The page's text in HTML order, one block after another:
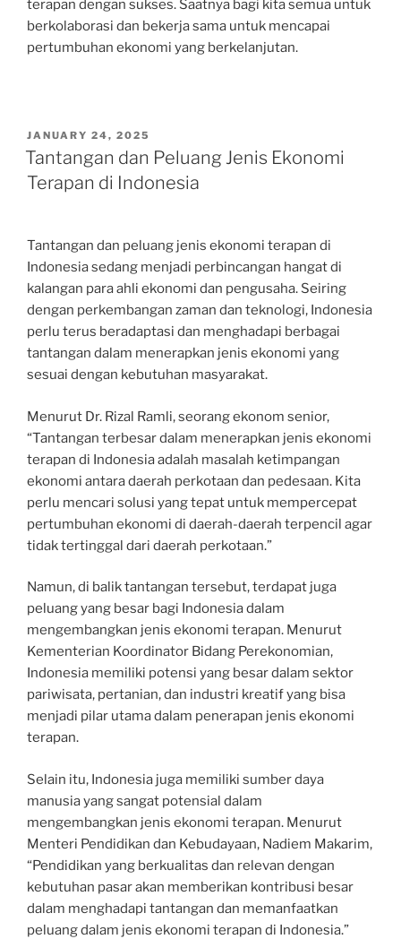
terapan dengan sukses. Saatnya bagi kita semua untuk
berkolaborasi dan bekerja sama untuk mencapai
pertumbuhan ekonomi yang berkelanjutan.
POSTED
ON
JANUARY 24, 2025
Tantangan dan Peluang Jenis Ekonomi
Terapan di Indonesia
Tantangan dan peluang jenis ekonomi terapan di
Indonesia sedang menjadi perbincangan hangat di
kalangan para ahli ekonomi dan pengusaha. Seiring
dengan perkembangan zaman dan teknologi, Indonesia
perlu terus beradaptasi dan menghadapi berbagai
tantangan dalam menerapkan jenis ekonomi yang
sesuai dengan kebutuhan masyarakat.
Menurut Dr. Rizal Ramli, seorang ekonom senior,
“Tantangan terbesar dalam menerapkan jenis ekonomi
terapan di Indonesia adalah masalah ketimpangan
ekonomi antara daerah perkotaan dan pedesaan. Kita
perlu mencari solusi yang tepat untuk mempercepat
pertumbuhan ekonomi di daerah-daerah terpencil agar
tidak tertinggal dari daerah perkotaan.”
Namun, di balik tantangan tersebut, terdapat juga
peluang yang besar bagi Indonesia dalam
mengembangkan jenis ekonomi terapan. Menurut
Kementerian Koordinator Bidang Perekonomian,
Indonesia memiliki potensi yang besar dalam sektor
pariwisata, pertanian, dan industri kreatif yang bisa
menjadi pilar utama dalam penerapan jenis ekonomi
terapan.
Selain itu, Indonesia juga memiliki sumber daya
manusia yang sangat potensial dalam
mengembangkan jenis ekonomi terapan. Menurut
Menteri Pendidikan dan Kebudayaan, Nadiem Makarim,
“Pendidikan yang berkualitas dan relevan dengan
kebutuhan pasar akan memberikan kontribusi besar
dalam menghadapi tantangan dan memanfaatkan
peluang dalam jenis ekonomi terapan di Indonesia.”